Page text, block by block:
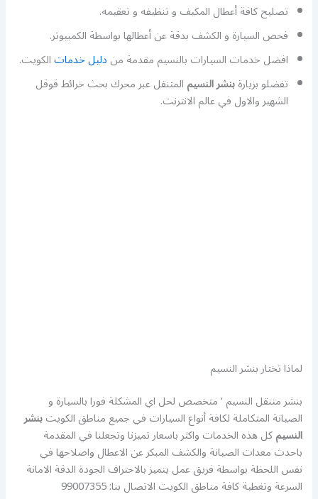
تصليح كافة أعطال المكيف و تنظيفه و تعقيمه.
فحص السيارة و الكشف بدقة عن أعطالها بواسطة الكمبيوتر.
افضل خدمات السيارات بالنسيم مقدمة مندليل خدماتالكويت.
تفضلو بزيارةبنشر النسيمالمتنقل عبر محرك بحث خرائط قوقل
الشهير والاول في عالم الانترنت.
لماذا تختار بنشر النسيم
بنشر متنقل النسيم ‘ متخصص لحل اي المشكلة فورا بالسيارة و
الصيانة المتكاملة لكافة أنواع السيارات في جميع مناطق الكويتبنشر
النسيمكل هذه الخدمات واكثر باسعار تميزنا وتجعلنا في المقدمة
باحدث معدات الصيانة والكشف المبكر عن الاعطال واصلاحها في
نفس اللحظة بواسطة فريق عمل يتميز بالاحتراف الجودة الدقة الامانة
السرعة وتغطية كافة مناطق الكويت الاتصال بنا: 99007355